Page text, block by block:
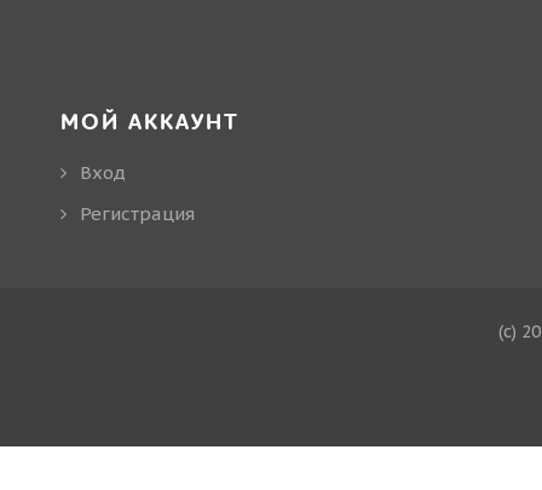
МОЙ АККАУНТ
Вход
Регистрация
(c)